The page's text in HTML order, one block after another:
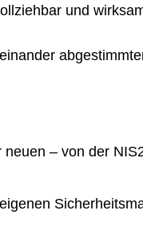
und
– von der